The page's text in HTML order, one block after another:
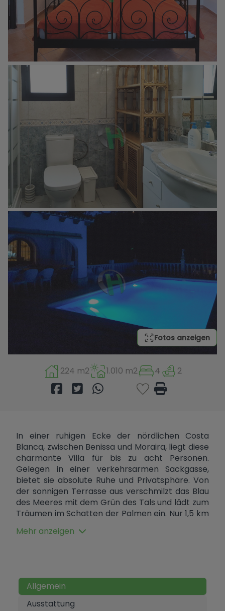
Fotos anzeigen
224 m2 1.010 m2 4 2
In einer ruhigen Ecke der nördlichen Costa
Blanca, zwischen Benissa und Moraira, liegt diese
charmante Villa für bis zu acht Personen.
Gelegen in einer verkehrsarmen Sackgasse,
bietet sie absolute Ruhe und Privatsphäre. Von
der sonnigen Terrasse aus verschmilzt das Blau
des Meeres mit dem Grün des Tals und lädt zum
Träumen im Schatten der Palmen ein. Nur 1,5 km
Baladrar, und in der Nähe können Sie die
entfernt, der Flughafen Valencia eine Stunde und
15 Minuten – ideale Voraussetzungen also für
Urlaube und längere Aufenthalte. Die Villa steht
Mehr anzeigen
Allgemein
Ausstattung